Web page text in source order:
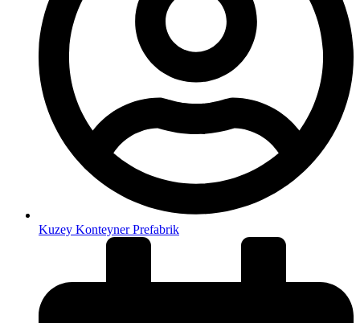
Kuzey Konteyner Prefabrik